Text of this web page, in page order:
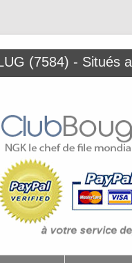
(7584) - Situés